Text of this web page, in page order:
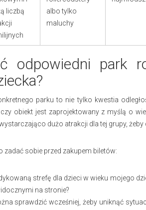
liczbą
albo tylko
maluchy
odpowiedni park
parku to nie tylko kwestia
obiekt jest zaprojektowany z myślą o
dużo atrakcji dla tej grupy, żeby
zadać sobie przed zakupem biletów:
strefę dla dzieci w wieku mojego
na stronie?
sprawdzić wcześniej, żeby uniknąć